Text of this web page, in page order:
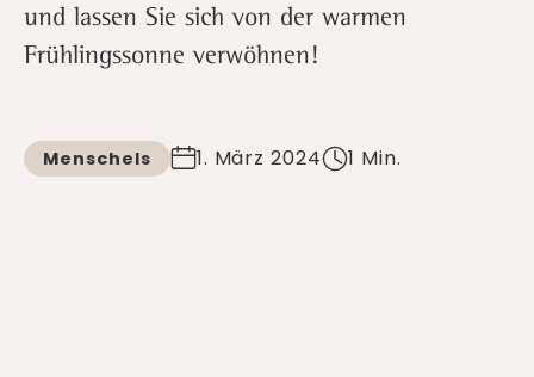
und lassen Sie sich von der warmen
Frühlingssonne verwöhnen!
Menschels 1. März 2024 1 Min.